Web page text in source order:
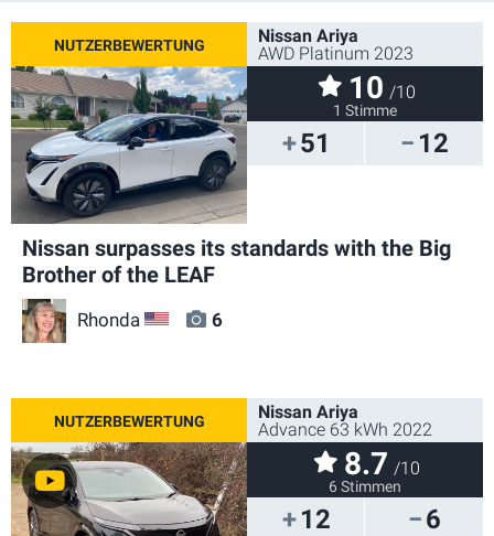
51 12
Nissan Ariya
AWD Platinum 2023
10 /10
1 Stimme
Nissan surpasses its standards with the Big
Brother of the LEAF
Rhonda US 6
12 6
Nissan Ariya
Advance 63 kWh 2022
8.7 /10
6 Stimmen